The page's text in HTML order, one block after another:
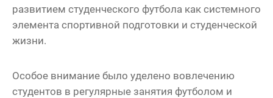
развитием студенческого футбола как системного
элемента спортивной подготовки и студенческой
жизни.
Особое внимание было уделено вовлечению
студентов в регулярные занятия футболом и